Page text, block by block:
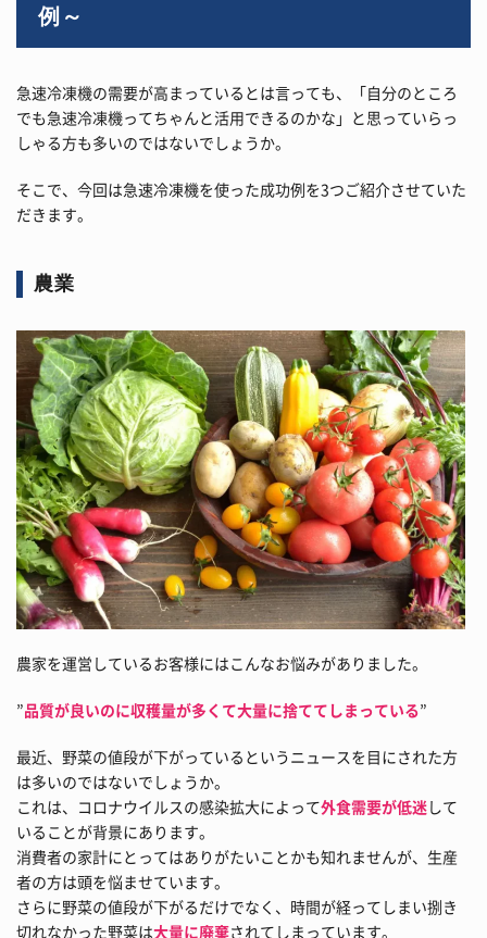
例～
急速冷凍機の需要が高まっているとは言っても、「自分のところ
でも急速冷凍機ってちゃんと活用できるのかな」と思っていらっ
しゃる方も多いのではないでしょうか。
そこで、今回は急速冷凍機を使った成功例を3つご紹介させていた
だきます。
農業
農家を運営しているお客様にはこんなお悩みがありました。
”品質が良いのに収穫量が多くて大量に捨ててしまっている”
最近、野菜の値段が下がっているというニュースを目にされた方
は多いのではないでしょうか。
これは、コロナウイルスの感染拡大によって外食需要が低迷して
いることが背景にあります。
消費者の家計にとってはありがたいことかも知れませんが、生産
者の方は頭を悩ませています。
さらに野菜の値段が下がるだけでなく、時間が経ってしまい捌き
切れなかった野菜は大量に廃棄されてしまっています。